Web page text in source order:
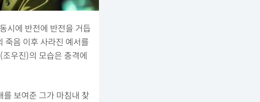
시에 반전에 반전을 거듭
죽음 이후 사라진 예서를
우진)의 모습은 충격에
를 보여준 그가 마침내 찾